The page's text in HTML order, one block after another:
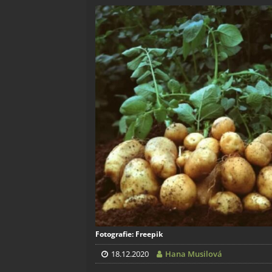
Fotografie: Freepik
18.12.2020 Hana Musilová